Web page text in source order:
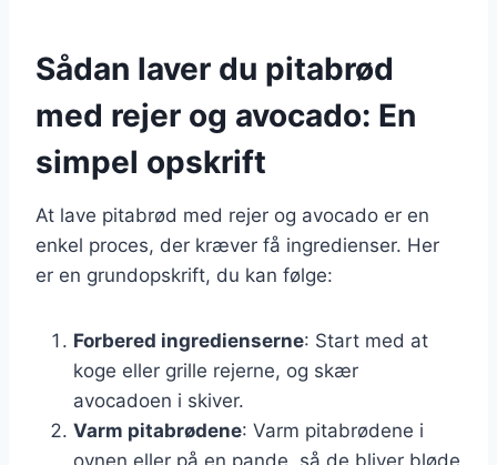
Sådan laver du pitabrød
med rejer og avocado: En
simpel opskrift
At lave pitabrød med rejer og avocado er en
enkel proces, der kræver få ingredienser. Her
er en grundopskrift, du kan følge:
Forbered ingredienserne: Start med at
koge eller grille rejerne, og skær
avocadoen i skiver.
Varm pitabrødene: Varm pitabrødene i
ovnen eller på en pande, så de bliver bløde